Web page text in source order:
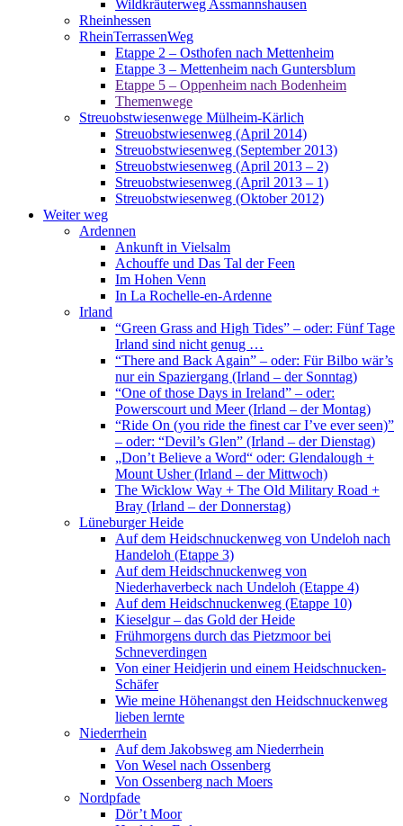
Wildkräuterweg Assmannshausen
Rheinhessen
RheinTerrassenWeg
Etappe 2 – Osthofen nach Mettenheim
Etappe 3 – Mettenheim nach Guntersblum
Etappe 5 – Oppenheim nach Bodenheim
Themenwege
Streuobstwiesenwege Mülheim-Kärlich
Streuobstwiesenweg (April 2014)
Streuobstwiesenweg (September 2013)
Streuobstwiesenweg (April 2013 – 2)
Streuobstwiesenweg (April 2013 – 1)
Streuobstwiesenweg (Oktober 2012)
Weiter weg
Ardennen
Ankunft in Vielsalm
Achouffe und Das Tal der Feen
Im Hohen Venn
In La Rochelle-en-Ardenne
Irland
“Green Grass and High Tides” – oder: Fünf Tage
Irland sind nicht genug …
“There and Back Again” – oder: Für Bilbo wär’s
nur ein Spaziergang (Irland – der Sonntag)
“One of those Days in Ireland” – oder:
Powerscourt und Meer (Irland – der Montag)
“Ride On (you ride the finest car I’ve ever seen)”
– oder: “Devil’s Glen” (Irland – der Dienstag)
„Don’t Believe a Word“ oder: Glendalough +
Mount Usher (Irland – der Mittwoch)
The Wicklow Way + The Old Military Road +
Bray (Irland – der Donnerstag)
Lüneburger Heide
Auf dem Heidschnuckenweg von Undeloh nach
Handeloh (Etappe 3)
Auf dem Heidschnuckenweg von
Niederhaverbeck nach Undeloh (Etappe 4)
Auf dem Heidschnuckenweg (Etappe 10)
Kieselgur – das Gold der Heide
Frühmorgens durch das Pietzmoor bei
Schneverdingen
Von einer Heidjerin und einem Heidschnucken-
Schäfer
Wie meine Höhenangst den Heidschnuckenweg
lieben lernte
Niederrhein
Auf dem Jakobsweg am Niederrhein
Von Wesel nach Ossenberg
Von Ossenberg nach Moers
Nordpfade
Dör’t Moor